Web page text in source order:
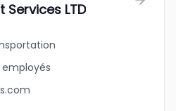
Services LTD
employés